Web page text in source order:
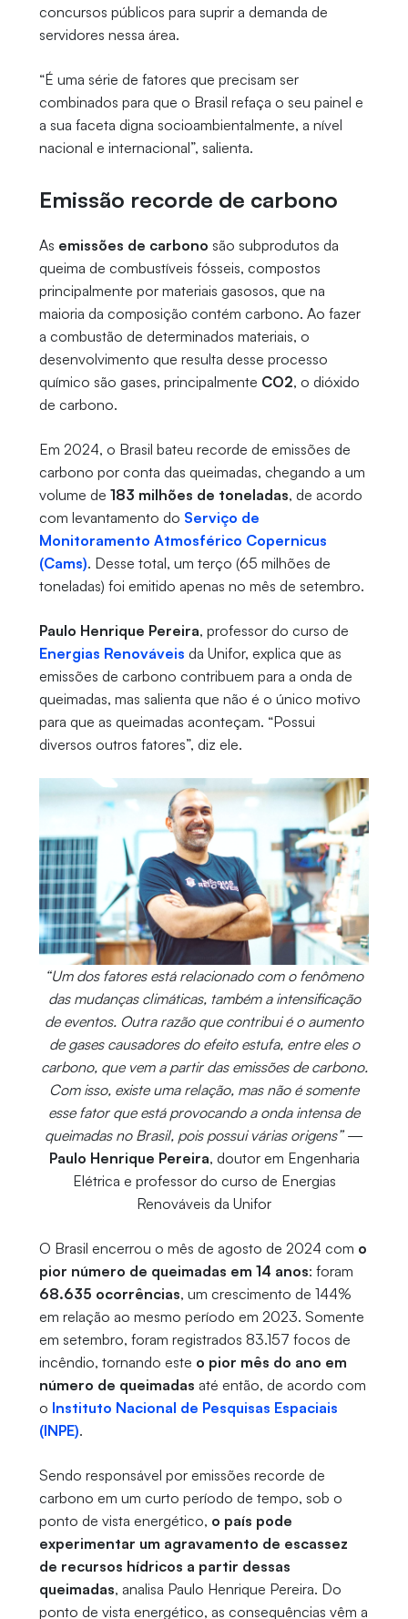
concursos públicos para suprir a demanda de
servidores nessa área.
“É uma série de fatores que precisam ser
combinados para que o Brasil refaça o seu painel e
a sua faceta digna socioambientalmente, a nível
nacional e internacional”, salienta.
Emissão recorde de carbono
As emissões de carbono são subprodutos da
queima de combustíveis fósseis, compostos
principalmente por materiais gasosos, que na
maioria da composição contém carbono. Ao fazer
a combustão de determinados materiais, o
desenvolvimento que resulta desse processo
químico são gases, principalmente CO2, o dióxido
de carbono.
Em 2024, o Brasil bateu recorde de emissões de
carbono por conta das queimadas, chegando a um
volume de 183 milhões de toneladas, de acordo
com levantamento do Serviço de
Monitoramento Atmosférico Copernicus
(Cams). Desse total, um terço (65 milhões de
toneladas) foi emitido apenas no mês de setembro.
Paulo Henrique Pereira, professor do curso de
Energias Renováveis da Unifor, explica que as
emissões de carbono contribuem para a onda de
queimadas, mas salienta que não é o único motivo
para que as queimadas aconteçam. “Possui
diversos outros fatores”, diz ele.
“Um dos fatores está relacionado com o fenômeno
das mudanças climáticas, também a intensificação
de eventos. Outra razão que contribui é o aumento
de gases causadores do efeito estufa, entre eles o
carbono, que vem a partir das emissões de carbono.
Com isso, existe uma relação, mas não é somente
esse fator que está provocando a onda intensa de
queimadas no Brasil, pois possui várias origens”—
Paulo Henrique Pereira, doutor em Engenharia
Elétrica e professor do curso de Energias
Renováveis da Unifor
O Brasil encerrou o mês de agosto de 2024 com o
pior número de queimadas em 14 anos: foram
68.635 ocorrências, um crescimento de 144%
em relação ao mesmo período em 2023. Somente
em setembro, foram registrados 83.157 focos de
incêndio, tornando este o pior mês do ano em
número de queimadas até então, de acordo com
o Instituto Nacional de Pesquisas Espaciais
(INPE).
Sendo responsável por emissões recorde de
carbono em um curto período de tempo, sob o
ponto de vista energético, o país pode
experimentar um agravamento de escassez
de recursos hídricos a partir dessas
queimadas, analisa Paulo Henrique Pereira. Do
ponto de vista energético, as consequências vêm a